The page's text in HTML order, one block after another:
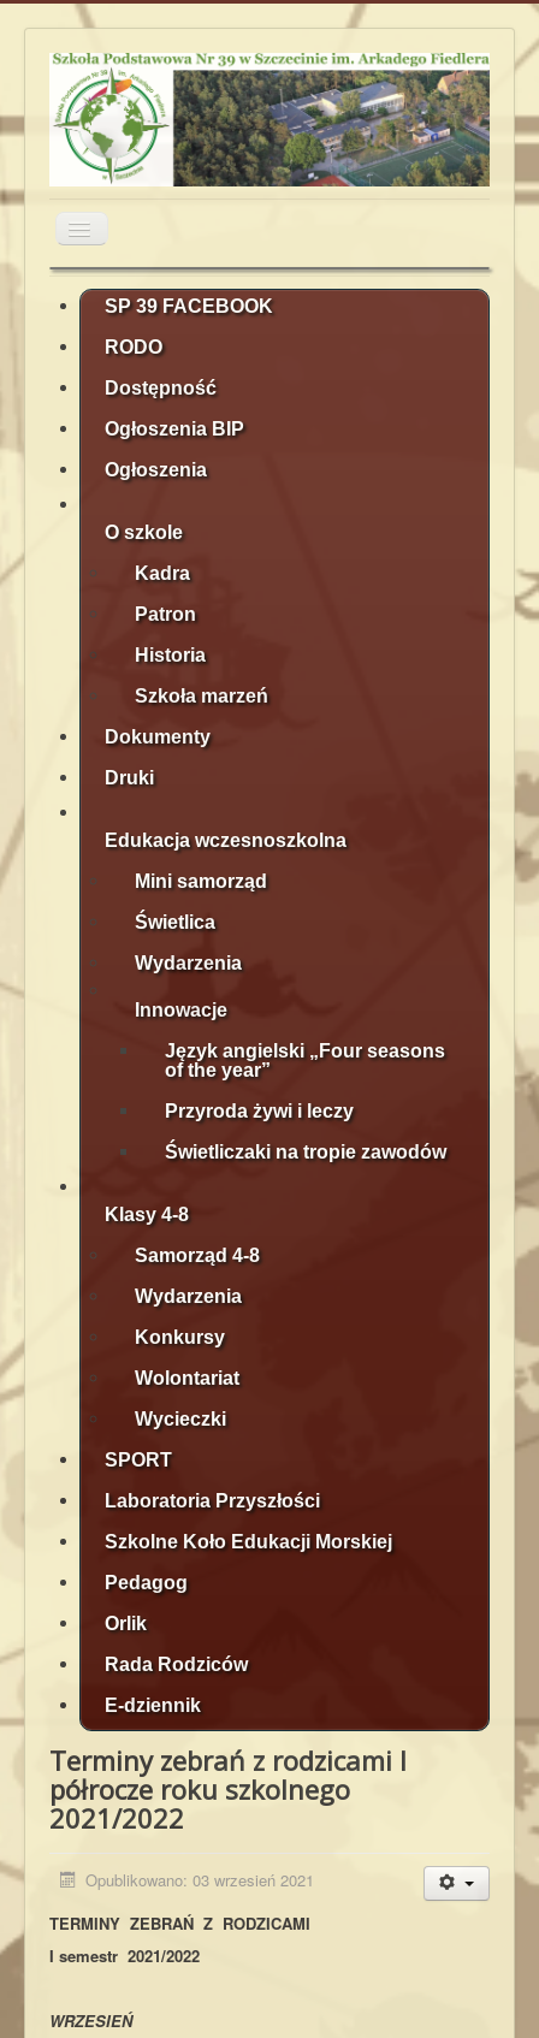
Przełącz
nawigację
Aktualności Obiady Plan lekcji
Terminarz
SP 39 FACEBOOK
RODO
Dostępność
Ogłoszenia BIP
Ogłoszenia
O szkole
Kadra
Patron
Historia
Szkoła marzeń
Dokumenty
Druki
Edukacja wczesnoszkolna
Mini samorząd
Świetlica
Wydarzenia
Innowacje
Język angielski „Four seasons
of the year”
Przyroda żywi i leczy
Świetliczaki na tropie zawodów
Klasy 4-8
Samorząd 4-8
Wydarzenia
Konkursy
Wolontariat
Wycieczki
SPORT
Laboratoria Przyszłości
Szkolne Koło Edukacji Morskiej
Pedagog
Orlik
Rada Rodziców
E-dziennik
Terminy zebrań z rodzicami I
półrocze roku szkolnego
2021/2022
Opublikowano: 03 wrzesień 2021
TERMINY ZEBRAŃ Z RODZICAMI
I semestr 2021/2022
WRZESIEŃ